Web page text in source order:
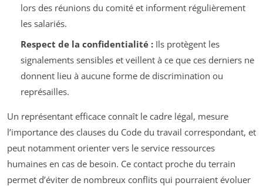
lors des réunions du comité et informent régulièrement
les salariés.
Respect de la confidentialité :Ils protègent les
signalements sensibles et veillent à ce que ces derniers ne
donnent lieu à aucune forme de discrimination ou
représailles.
Un représentant efficace connaît le cadre légal, mesure
l’importance des clauses du Code du travail correspondant, et
peut notamment orienter vers le service ressources
humaines en cas de besoin. Ce contact proche du terrain
permet d’éviter de nombreux conflits qui pourraient évoluer